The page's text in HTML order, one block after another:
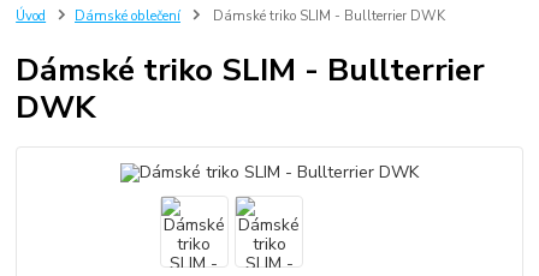
Úvod Dámské oblečení Dámské triko SLIM - Bullterrier DWK
Dámské triko SLIM - Bullterrier
DWK